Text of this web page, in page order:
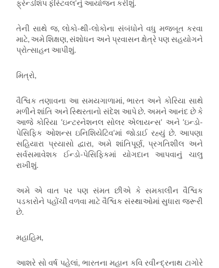
ફ્રેન્ડશિપ ફેસ્ટિવલ‘નું આયોજન કરીશું.
તેની સાથે જ,લોકો-થી-લોકોના સંબંધોને વધુ મજબૂત કરવા
માટે, અમે શિક્ષણ,સંશોધન અને પ્રવાસન ક્ષેત્રે પણ સહયોગને
પ્રોત્સાહન આપીશું.
મિત્રો,
વૈશ્વિક તણાવના આ સમયગાળામાં,ભારત અને કોરિયા સાથે
મળીને શાંતિ અને સ્થિરતાનો સંદેશ આપે છે. અમને આનંદ છે કે
આજે કોરિયા ‘ઇન્ટરનેશનલ સોલર એલાયન્સ‘ અને‘ઇન્ડો-
પેસિફિક ઓશન્સ ઇનિશિયેટિવ‘માં જોડાઈ રહ્યું છે. આપણા
સહિયારા પ્રયાસો દ્વારા, અમે શાંતિપૂર્ણ, પ્રગતિશીલ અને
સર્વસમાવેશક ઈન્ડો-પેસિફિકમાં યોગદાન આપવાનું ચાલુ
રાખીશું.
અમે એ વાત પર પણ સંમત છીએ કે સમકાલીન વૈશ્વિક
પડકારોને પહોંચી વળવા માટે વૈશ્વિક સંસ્થાઓમાં સુધારા જરૂરી
છે.
મહાહિમ,
આશરે સો વર્ષ પહેલાં, ભારતના મહાન કવિ રવીન્દ્રનાથ ટાગોરે